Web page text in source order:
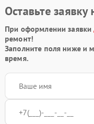
Оставьте
При оформлении заявки
ремонт!
Заполните поля ниже и
время.